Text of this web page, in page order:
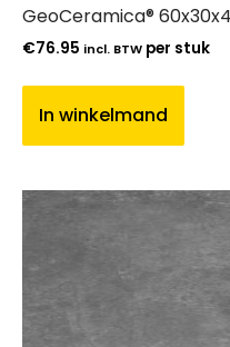
GeoCeramica®
€76.95 incl. BTW per stuk
In winkelmand